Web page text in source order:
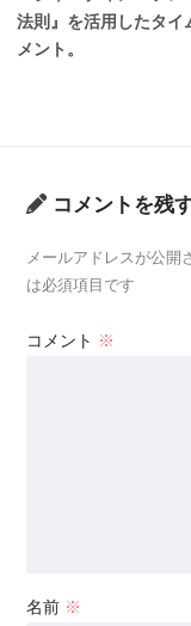
法則』を活用したタイ
メント。
コメントを残
メールアドレスが公開
は必須項目です
コメント ※
名前 ※